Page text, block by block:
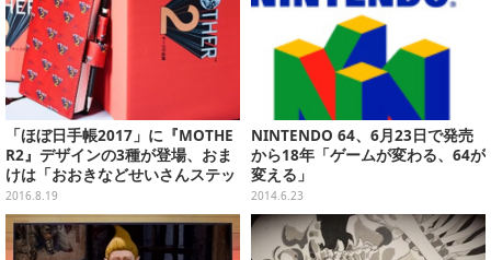
「ほぼ日手帳2017」に『MOTHE
R2』デザインの3種が登場、おま
けは「おおきなどせいさんステッ
カー」
2016.8.19
NINTENDO 64、6月23日で発売
から18年「ゲームが変わる、64が
変える」
2014.6.23